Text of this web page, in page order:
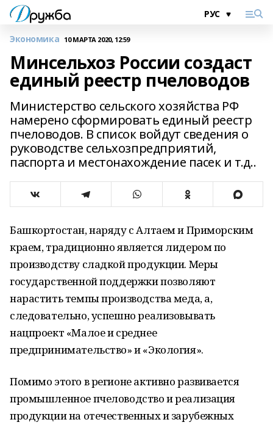
Экономика 10 МАРТА 2020, 12:59
Минсельхоз России создаст
единый реестр пчеловодов
Министерство сельского хозяйства РФ
намерено сформировать единый реестр
пчеловодов. В список войдут сведения о
руководстве сельхозпредприятий,
паспорта и местонахождение пасек и т.д..
Башкортостан, наряду с Алтаем и Приморским
краем, традиционно является лидером по
производству сладкой продукции. Меры
государственной поддержки позволяют
нарастить темпы производства меда, а,
следовательно, успешно реализовывать
нацпроект «Малое и среднее
предпринимательство» и «Экология».
Помимо этого в регионе активно развивается
промышленное пчеловодство и реализация
продукции на отечественных и зарубежных